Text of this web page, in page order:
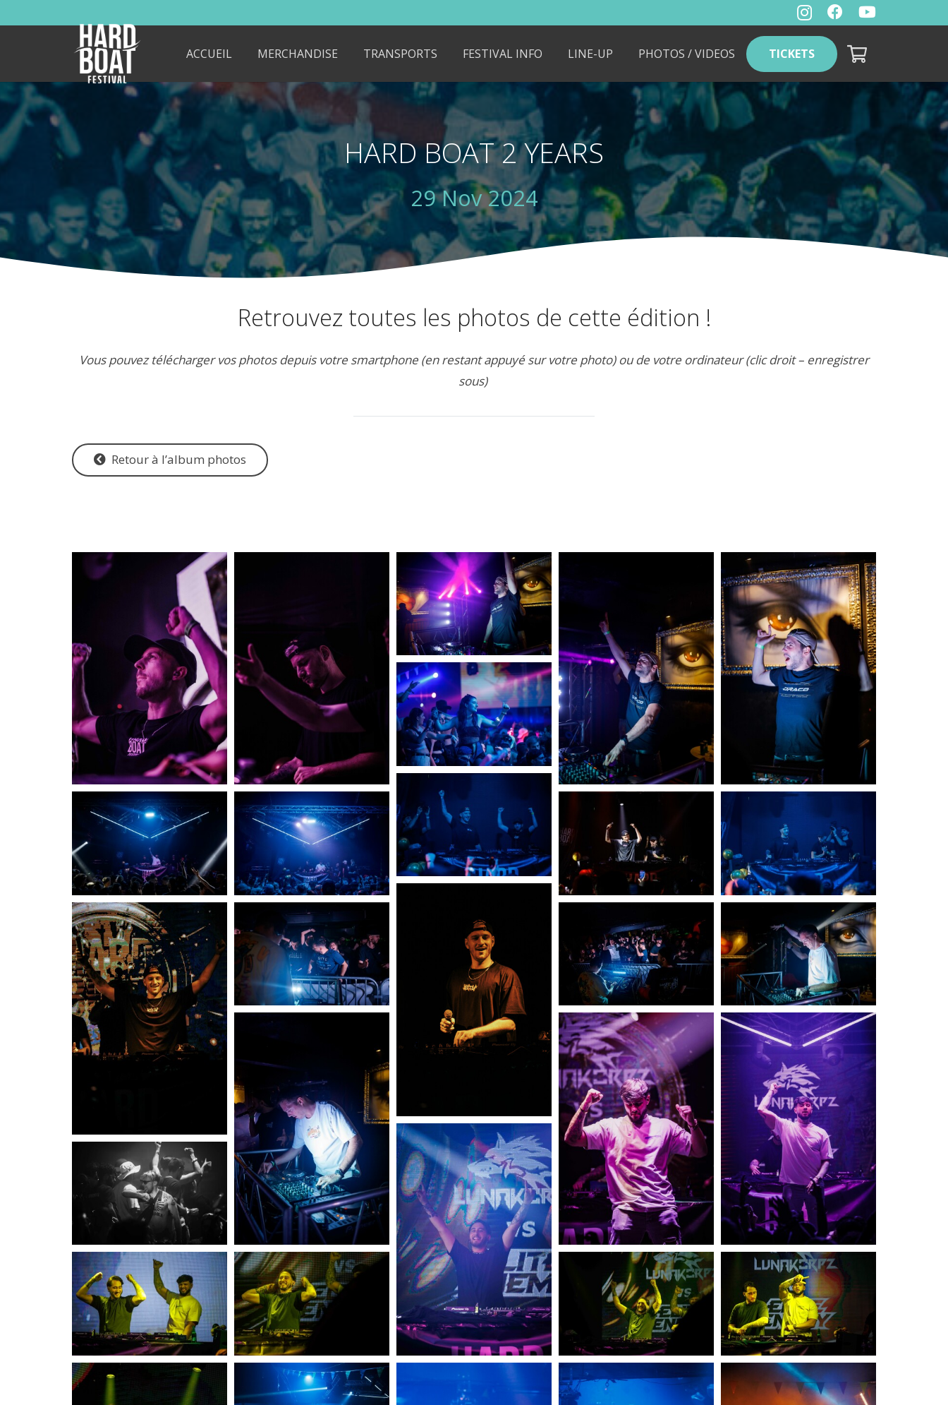
ACCUEIL MERCHANDISE TRANSPORTS FESTIVAL INFO LINE-UP PHOTOS / VIDEOS TICKETS
HARD BOAT 2 YEARS
29 Nov 2024
Retrouvez toutes les photos de cette édition !
Vous pouvez télécharger vos photos depuis votre smartphone (en restant appuyé sur votre photo) ou de votre ordinateur (clic droit – enregistrer
sous)
Retour à l’album photos